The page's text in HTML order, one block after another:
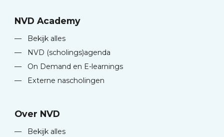
NVD Academy
—
Bekijk alles
—
NVD (scholings)agenda
—
On Demand en E-learnings
—
Externe nascholingen
Over NVD
—
Bekijk alles